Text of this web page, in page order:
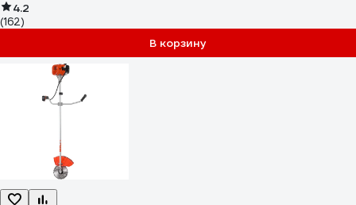
4.2
(162)
В корзину